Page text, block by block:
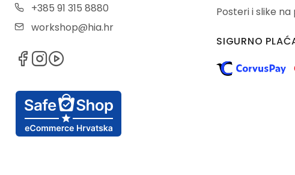
+385 91 315 8880
workshop@hia.hr
Posteri i slike
SIGURNO